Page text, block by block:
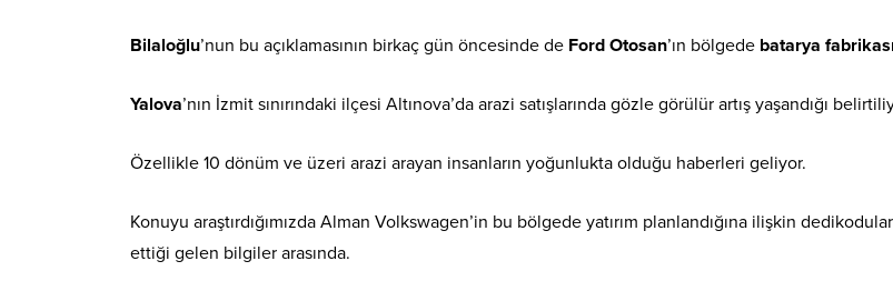
Bilaloğlu’nun bu açıklamasının birkaç gün öncesinde de Ford Otosan’ın bölgede batarya fabrikası
Yalova’nın İzmit sınırındaki ilçesi Altınova’da arazi satışlarında gözle görülür artış yaşandığı
Özellikle 10 dönüm ve üzeri arazi arayan insanların yoğunlukta olduğu haberleri geliyor.
Konuyu araştırdığımızda Alman Volkswagen’in bu bölgede yatırım planlandığına ilişkin
ettiği gelen bilgiler arasında.